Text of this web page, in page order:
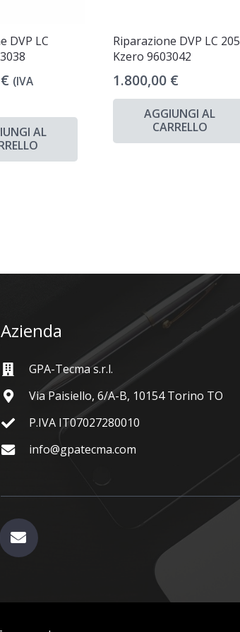
DVP LC
€ (IVA
AL
Riparazione DVP LC 205
Kzero 9603042
1.800,00 €
AGGIUNGI AL
CARRELLO
Azienda
GPA-Tecma s.r.l.
Via Paisiello, 6/A-B, 10154 Torino TO
P.IVA IT07027280010
info@gpatecma.com